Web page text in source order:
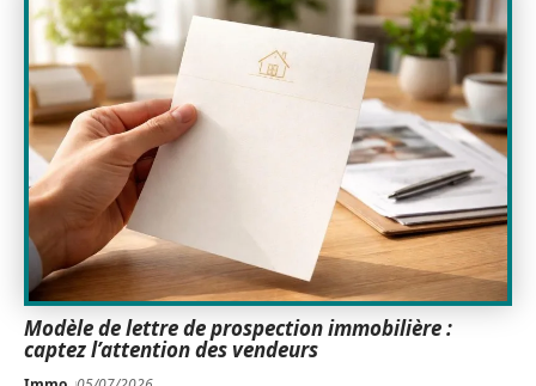
Modèle de lettre de prospection immobilière :
captez l’attention des vendeurs